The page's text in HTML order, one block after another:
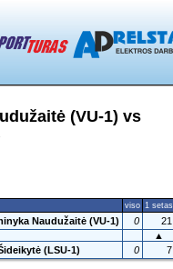
(VU-1) vs
viso 1 setas
Naudužaitė (VU-1) 0
21
▲
(LSU-1)
0 7